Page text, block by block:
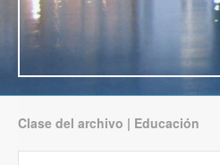
Clase del archivo | Educación